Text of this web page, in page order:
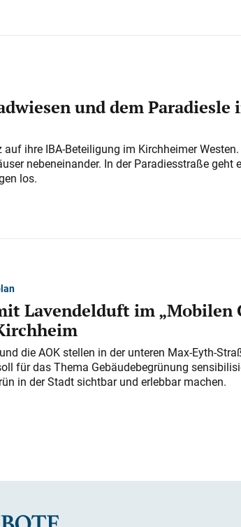
und dem Paradiesle
ihre IBA-Beteiligung im Kirchheimer
nebeneinander. In der Paradiesstraße geht
los.
Lavendelduft im „Mobilen
die AOK stellen in der unteren Max-Eyth-
für das Thema Gebäudebegrünung
in der Stadt sichtbar und erlebbar machen.